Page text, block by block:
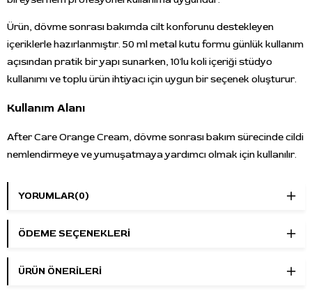
Ürün, dövme sonrası bakımda cilt konforunu destekleyen
içeriklerle hazırlanmıştır. 50 ml metal kutu formu günlük kullanım
açısından pratik bir yapı sunarken, 10'lu koli içeriği stüdyo
kullanımı ve toplu ürün ihtiyacı için uygun bir seçenek oluşturur.
Kullanım Alanı
After Care Orange Cream, dövme sonrası bakım sürecinde cildi
nemlendirmeye ve yumuşatmaya yardımcı olmak için kullanılır.
Cildin nem dengesini destekleme
Stüdyo kullanımı ve toplu bakım ürünü ihtiyacı
Ürün Özellikleri
YORUMLAR(0)
ÖDEME SEÇENEKLERI
ÜRÜN ÖNERILERI